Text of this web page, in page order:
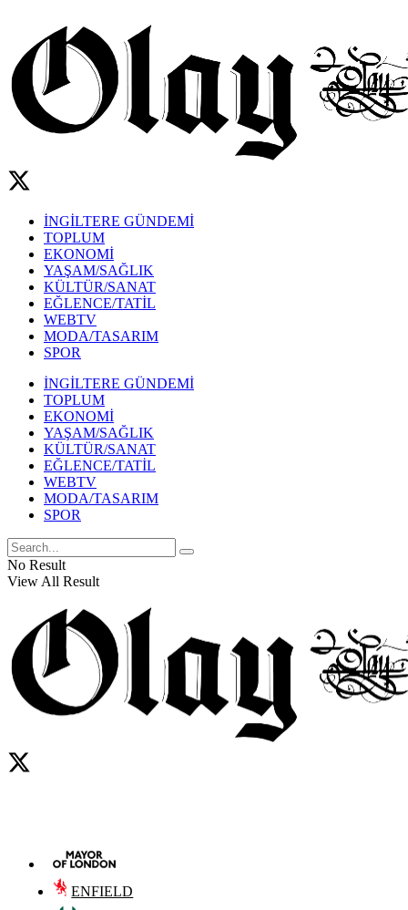
İNGİLTERE GÜNDEMİ
TOPLUM
EKONOMİ
YAŞAM/SAĞLIK
KÜLTÜR/SANAT
EĞLENCE/TATİL
WEBTV
MODA/TASARIM
SPOR
İNGİLTERE GÜNDEMİ
TOPLUM
EKONOMİ
YAŞAM/SAĞLIK
KÜLTÜR/SANAT
EĞLENCE/TATİL
WEBTV
MODA/TASARIM
SPOR
No Result
View All Result
ENFIELD